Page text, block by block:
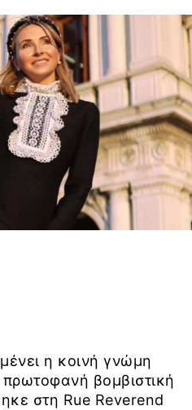
η κοινή γνώμη
βομβιστική
στη Rue Reverend